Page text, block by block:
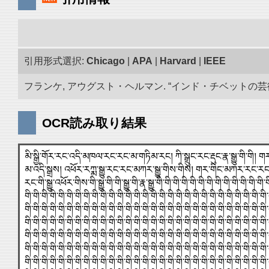
引用形式選択: Chicago APA Harvard IEEE
フランケ, アウグスト・ヘルマン. “インド・チベットの
OCR読み取り結果
མི་སྒྱི་གོར་རང་འདི་མཁལ་རང་རང་མ་གཏིམ་རང། ཀི་སྒྲུང་རང་རྡུང་རྣ་སྒྱུ་གི་གི།
མ་འདི་སྒྲས། འཕོར་རཀྨ་སྒྱུ་རང་རང་མཀར་སྒྱུ་གིས་གིས།